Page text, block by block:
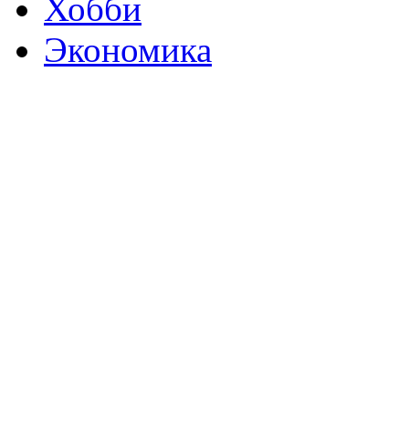
Хобби
Экономика